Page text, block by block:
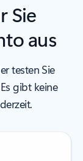
Sie
aus
testen Sie
gibt keine